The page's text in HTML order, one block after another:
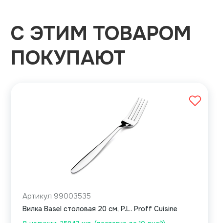
С ЭТИМ ТОВАРОМ
ПОКУПАЮТ
Артикул 99003535
Вилка Basel столовая 20 см, P.L. Proff Cuisine